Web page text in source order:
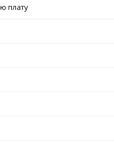
плату